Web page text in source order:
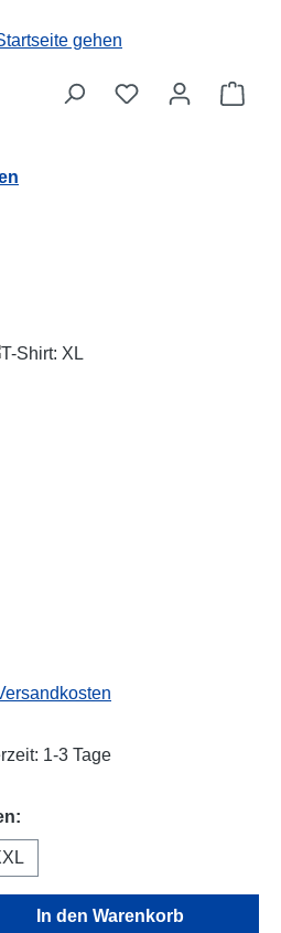
1-3 Tage
den gewünschten
In den Warenkorb